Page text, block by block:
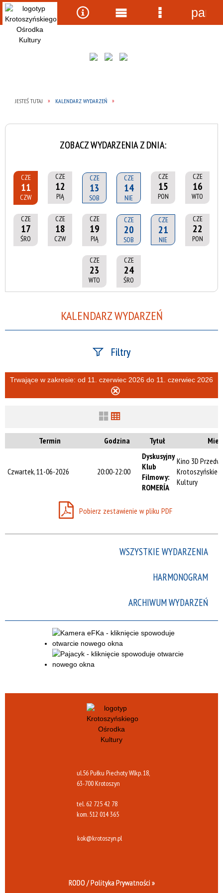
JESTEŚ TUTAJ KALENDARZ WYDARZEŃ
ZOBACZ WYDARZENIA Z DNIA:
CZE
11
CZW
CZE
12
PIĄ
CZE
13
SOB
CZE
14
NIE
CZE
15
PON
CZE
16
WTO
CZE
17
ŚRO
CZE
18
CZW
CZE
19
PIĄ
CZE
20
SOB
CZE
21
NIE
CZE
22
PON
CZE
23
WTO
CZE
24
ŚRO
KALENDARZ WYDARZEŃ
Filtry
Szukana fraza
Kategoria
Miejsce
Trwające w zakresie: od 11. czerwiec 2026 do 11. czerwiec 2026
filtr
Termin Godzina Tytuł
Czwartek, 11-06-2026 20:00-22:00
Dyskusyjny
Klub
Filmowy:
ROMERÍA
Kino 3D
Kultury
Pobierz zestawienie w pliku PDF
WSZYSTKIE WYDARZENIA
HARMONOGRAM
ARCHIWUM WYDARZEŃ
ul.56 Pułku Piechoty Wlkp. 18,
63-700 Krotoszyn
tel. 62 725 42 78
kom.512 014 365
kok@krotoszyn.pl
RODO / Polityka Prywatności »
Wyszukiwarka
Narzędzia
Menu Menu
panel